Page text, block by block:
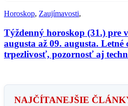
Horoskop, Zaujímavosti,
Týždenný horoskop (31.) pre
augusta až 09. augusta. Letné
trpezlivosť, pozornosť aj
NAJČÍTANEJŠIE